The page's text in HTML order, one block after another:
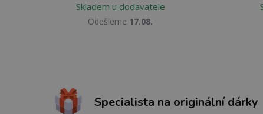
Skladem u dodavatele
Odešleme 17.08.
Specialista na originální dárky